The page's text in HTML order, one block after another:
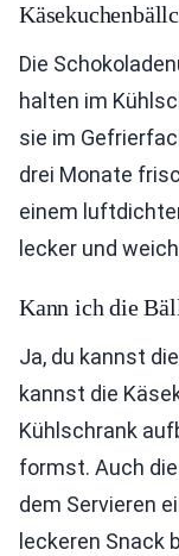
Die
halten im
sie im
drei Monate
einem
lecker und
Kann ich die
Ja, du kannst
kannst die
Kühlschrank
formst. Auch
dem Servieren
leckeren Snack